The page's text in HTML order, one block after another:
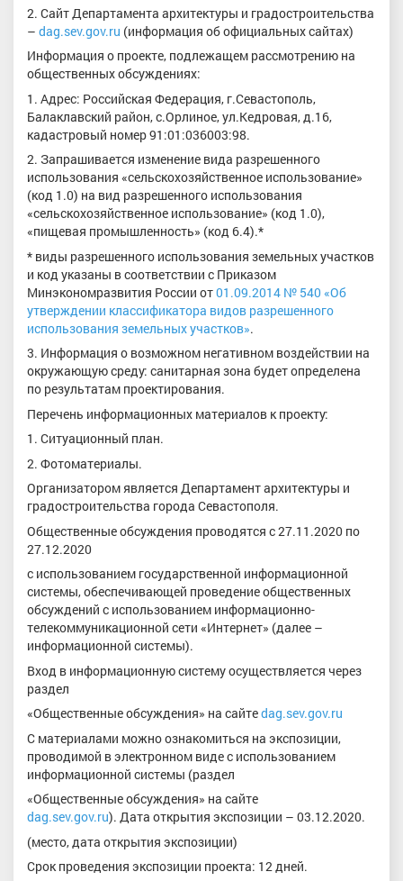
2. Сайт Департамента архитектуры и градостроительства
– dag.sev.gov.ru (информация об официальных сайтах)
Информация о проекте, подлежащем рассмотрению на
общественных обсуждениях:
1. Адрес: Российская Федерация, г.Севастополь,
Балаклавский район, с.Орлиное, ул.Кедровая, д.16,
кадастровый номер 91:01:036003:98.
2. Запрашивается изменение вида разрешенного
использования «сельскохозяйственное использование»
(код 1.0) на вид разрешенного использования
«сельскохозяйственное использование» (код 1.0),
«пищевая промышленность» (код 6.4).*
* виды разрешенного использования земельных участков
и код указаны в соответствии с Приказом
Минэкономразвития России от01.09.2014 № 540 «Об
утверждении классификатора видов разрешенного
использования земельных участков».
3. Информация о возможном негативном воздействии на
окружающую среду: санитарная зона будет определена
по результатам проектирования.
Перечень информационных материалов к проекту:
1. Ситуационный план.
2. Фотоматериалы.
Организатором является Департамент архитектуры и
градостроительства города Севастополя.
Общественные обсуждения проводятся с 27.11.2020 по
27.12.2020
с использованием государственной информационной
системы, обеспечивающей проведение общественных
обсуждений с использованием информационно-
телекоммуникационной сети «Интернет» (далее –
информационной системы).
Вход в информационную систему осуществляется через
раздел
«Общественные обсуждения» на сайтеdag.sev.gov.ru
С материалами можно ознакомиться на экспозиции,
проводимой в электронном виде с использованием
информационной системы (раздел
«Общественные обсуждения» на сайте
dag.sev.gov.ru). Дата открытия экспозиции – 03.12.2020.
(место, дата открытия экспозиции)
Срок проведения экспозиции проекта: 12 дней.